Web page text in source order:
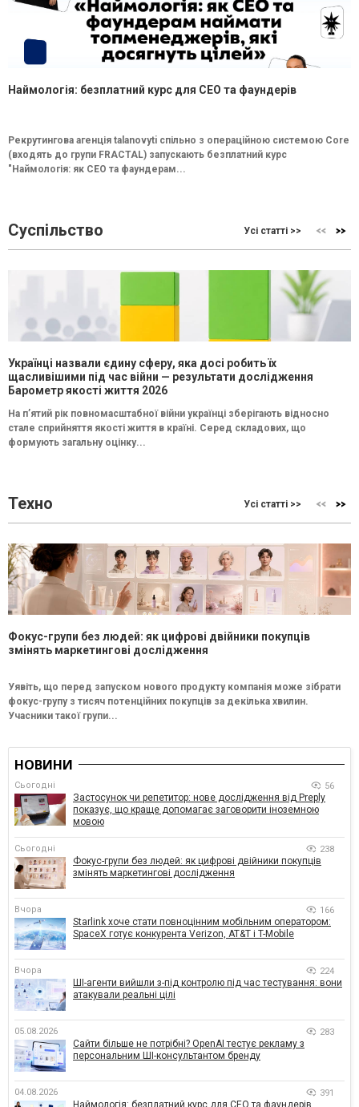
Наймологія: безплатний курс для CEO та фаундерів
Рекрутингова агенція talanovyti спільно з операційною системою Core
(входять до групи FRACTAL) запускають безплатний курс
"Наймологія: як СEO та фаундерам...
Суспільство Усі статті >>
Українці назвали єдину сферу, яка досі робить їх
щасливішими під час війни — результати дослідження
Барометр якості життя 2026
На п’ятий рік повномасштабної війни українці зберігають відносно
стале сприйняття якості життя в країні. Серед складових, що
формують загальну оцінку...
Техно Усі статті >>
Фокус-групи без людей: як цифрові двійники покупців
змінять маркетингові дослідження
Уявіть, що перед запуском нового продукту компанія може зібрати
фокус-групу з тисяч потенційних покупців за декілька хвилин.
Учасники такої групи...
НОВИНИ
Сьогодні 56
Застосунок чи репетитор: нове дослідження від Preply
показує, що краще допомагає заговорити іноземною
мовою
Сьогодні 238
Фокус-групи без людей: як цифрові двійники покупців
змінять маркетингові дослідження
Вчора 166
Starlink хоче стати повноцінним мобільним оператором:
SpaceX готує конкурента Verizon, AT&T і T-Mobile
Вчора 224
ШІ-агенти вийшли з-під контролю під час тестування: вони
атакували реальні цілі
05.08.2026 283
Сайти більше не потрібні? OpenAI тестує рекламу з
персональним ШІ-консультантом бренду
04.08.2026 391